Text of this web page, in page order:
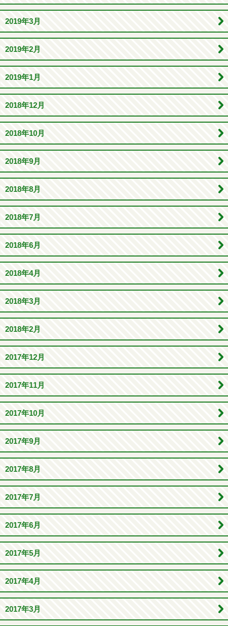
2019年3月
2019年2月
2019年1月
2018年12月
2018年10月
2018年9月
2018年8月
2018年7月
2018年6月
2018年4月
2018年3月
2018年2月
2017年12月
2017年11月
2017年10月
2017年9月
2017年8月
2017年7月
2017年6月
2017年5月
2017年4月
2017年3月